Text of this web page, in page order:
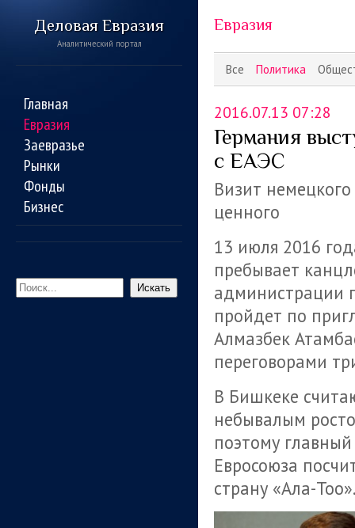
Деловая Евразия
Аналитический портал
Главная
Евразия
Заевразье
Рынки
Фонды
Бизнес
Искать
Все Политика
Евразия
2016.07.13 07:28
Германия
с ЕАЭС
Визит
ценного
13 июля 2016
пребывает
администрации
пройдет по
Алмазбек
переговорами
В Бишкеке
небывалым
поэтому
Евросоюза
страну «Ала-